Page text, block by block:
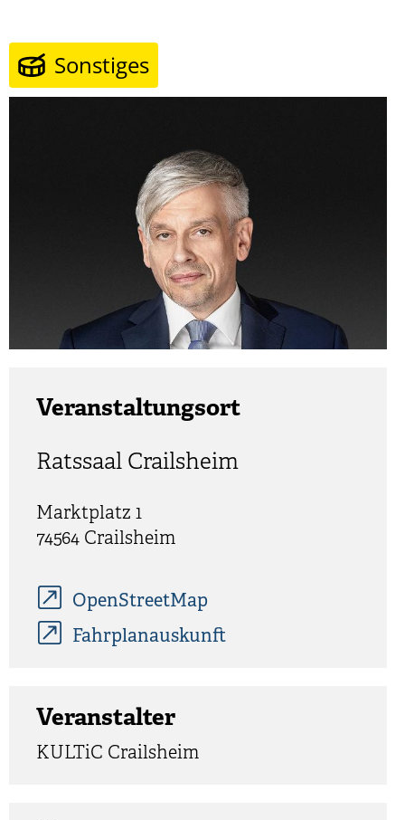
Sonstiges
Veranstaltungsort
Ratssaal Crailsheim
Marktplatz 1
74564 Crailsheim
OpenStreetMap
Fahrplanauskunft
Veranstalter
KULTiC Crailsheim